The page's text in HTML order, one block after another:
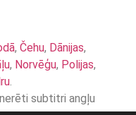
, Čehu, Dānijas,
, Norvēģu, Polijas,
.
subtitri angļu